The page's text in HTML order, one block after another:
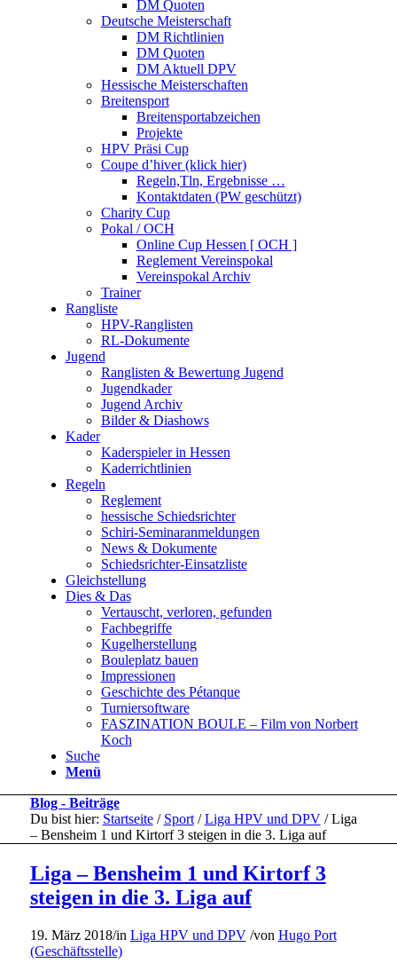
DM Quoten
Deutsche Meisterschaft
DM Richtlinien
DM Quoten
DM Aktuell DPV
Hessische Meisterschaften
Breitensport
Breitensportabzeichen
Projekte
HPV Präsi Cup
Coupe d’hiver (klick hier)
Regeln,Tln, Ergebnisse …
Kontaktdaten (PW geschützt)
Charity Cup
Pokal / OCH
Online Cup Hessen [ OCH ]
Reglement Vereinspokal
Vereinspokal Archiv
Trainer
Rangliste
HPV-Ranglisten
RL-Dokumente
Jugend
Ranglisten & Bewertung Jugend
Jugendkader
Jugend Archiv
Bilder & Diashows
Kader
Kaderspieler in Hessen
Kaderrichtlinien
Regeln
Reglement
hessische Schiedsrichter
Schiri-Seminaranmeldungen
News & Dokumente
Schiedsrichter-Einsatzliste
Gleichstellung
Dies & Das
Vertauscht, verloren, gefunden
Fachbegriffe
Kugelherstellung
Bouleplatz bauen
Impressionen
Geschichte des Pétanque
Turniersoftware
FASZINATION BOULE – Film von Norbert
Koch
Suche
Menü
Blog - Beiträge
Du bist hier: Startseite / Sport / Liga HPV und DPV / Liga
– Bensheim 1 und Kirtorf 3 steigen in die 3. Liga auf
Liga – Bensheim 1 und Kirtorf 3
steigen in die 3. Liga auf
19. März 2018/in Liga HPV und DPV /von Hugo Port
(Geschäftsstelle)